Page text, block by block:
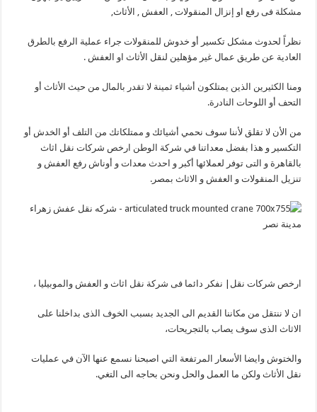
مشكلة فى رفع او إنزال المنقولات , العفش , الأثاث,
نظراً لحدوث مشكل تكسير أو خدوش للمنقولات جراء عملية الرفع بالطرق
العادية عن طريق عمال غير مؤهلين لنقل الأثاث او العفش .
ومنا الكثيرين الذين يمتلكون أشياء ثمينة لا تقدر بالمال من حيث الأثاث أو
التحف أو اللوحات النادرة.
من الأن لا تقلق لأننا سوف نحمي أشيائك و ممتلكاتك من التلف أو الخدش أو
التكسير و هذا بفضل معداتنا في شركة الوطن ارخص شركات نقل اثاث
بالقاهرة و التى توفر لعملائها أكبر و احدث معدات و أوناش رفع العفش و
تنزيل المنقولات و العفش و الاثاث بمصر.
ارخص شركات نقل| نفكر دائما فى شركة نقل اثاث و العفش والموبيليا ،
ان لا ننتقل من مكاننا القديم الى الجديد بسبب الخوف الذى بداخلنا على
الاثاث الذى سوف يصاب بالتجريحات،
والختوش وايضا الأسعار المرتفعة التي اصبحنا نسمع عنها الآن في عمليات
نقل الأثاث ولكن ما العمل والحل ونحن بحاجه الى التغي.